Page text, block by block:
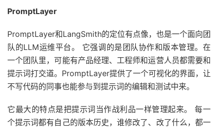
PromptLayer
PromptLayer和LangSmith的定位有点像，也是一个面向团
队的LLM运维平台。 它强调的是团队协作和版本管理。在
一个团队里，可能有产品经理、工程师和运营人员都需要和
提示词打交道。PromptLayer提供了一个可视化的界面，让
不写代码的同事也能参与到提示词的编辑和测试中来。
它最大的特点是把提示词当作战利品一样管理起来。 每一
个提示词都有自己的版本历史，谁修改了、改了什么，都一